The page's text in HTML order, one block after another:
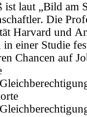
laut „Bild am
Die
Harvard und
einer Studie
Chancen auf